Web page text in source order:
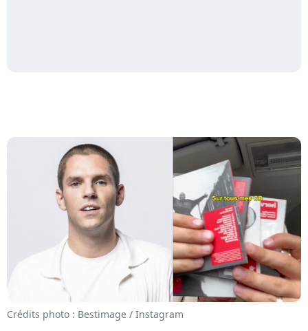
Crédits photo : Bestimage / Instagram